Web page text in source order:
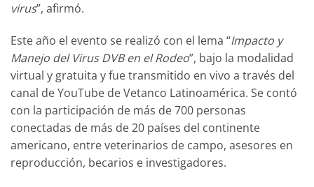
virus”, afirmó.
Este año el evento se realizó con el lema “Impacto y
Manejo del Virus DVB en el Rodeo”, bajo la modalidad
virtual y gratuita y fue transmitido en vivo a través del
canal de YouTube de Vetanco Latinoamérica. Se contó
con la participación de más de 700 personas
conectadas de más de 20 países del continente
americano, entre veterinarios de campo, asesores en
reproducción, becarios e investigadores.